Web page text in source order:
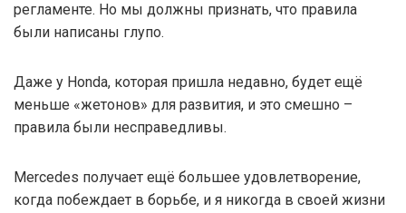
регламенте. Но мы должны признать, что правила
были написаны глупо.
Даже у Honda, которая пришла недавно, будет ещё
меньше «жетонов» для развития, и это смешно –
правила были несправедливы.
Mercedes получает ещё большее удовлетворение,
когда побеждает в борьбе, и я никогда в своей жизни